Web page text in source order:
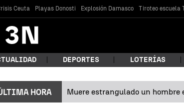
Ceuta Playas Donosti Explosión Damasco Tiroteo escuela
Noticias
DEPORTES LOTERÍAS
HORA Muere estrangulado un